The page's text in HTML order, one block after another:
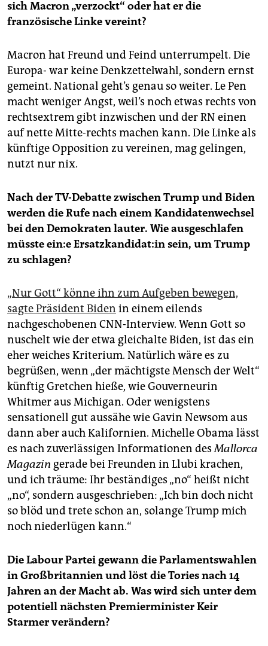
sich Macron „verzockt“ oder hat er die
französische Linke vereint?
Macron hat Freund und Feind unterrumpelt. Die
Europa- war keine Denkzettelwahl, sondern ernst
gemeint. National geht’s genau so weiter. Le Pen
macht weniger Angst, weil’s noch etwas rechts von
rechtsextrem gibt inzwischen und der RN einen
auf nette Mitte-rechts machen kann. Die Linke als
künftige Opposition zu vereinen, mag gelingen,
nutzt nur nix.
Nach der TV-Debatte zwischen Trump und Biden
werden die Rufe nach einem Kandidatenwechsel
bei den Demokraten lauter. Wie ausgeschlafen
müsste ein:e Er­satz­kan­di­da­t:in sein, um Trump
zu schlagen?
„Nur Gott“ könne ihn zum Aufgeben bewegen,
sagte Präsident Biden in einem eilends
nachgeschobenen CNN-Interview. Wenn Gott so
nuschelt wie der etwa gleichalte Biden, ist das ein
eher weiches Kriterium. Natürlich wäre es zu
begrüßen, wenn „der mächtigste Mensch der Welt“
künftig Gretchen hieße, wie Gouverneurin
Whitmer aus Michigan. Oder wenigstens
sensationell gut aussähe wie Gavin Newsom aus
dann aber auch Kalifornien. Michelle Obama lässt
es nach zuverlässigen Informationen desMallorca
Magazin gerade bei Freunden in Llubi krachen,
und ich träume: Ihr beständiges „no“ heißt nicht
„no“, sondern ausgeschrieben: „Ich bin doch nicht
so blöd und trete schon an, solange Trump mich
noch niederlügen kann.“
Die Labour Partei gewann die Parlamentswahlen
in Großbritannien und löst die Tories nach 14
Jahren an der Macht ab. Was wird sich unter dem
potentiell nächsten Premierminister Keir
Starmer verändern?